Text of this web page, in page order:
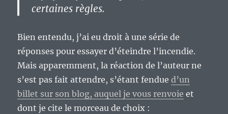
certaines règles.
Bien entendu, j’ai eu droit à une série de
réponses pour essayer d’éteindre l’incendie.
Mais apparemment, la réaction de l’auteur ne
s’est pas fait attendre, s’étant fendued’un
billet sur son blog, auquel je vous renvoie et
dont je cite le morceau de choix :